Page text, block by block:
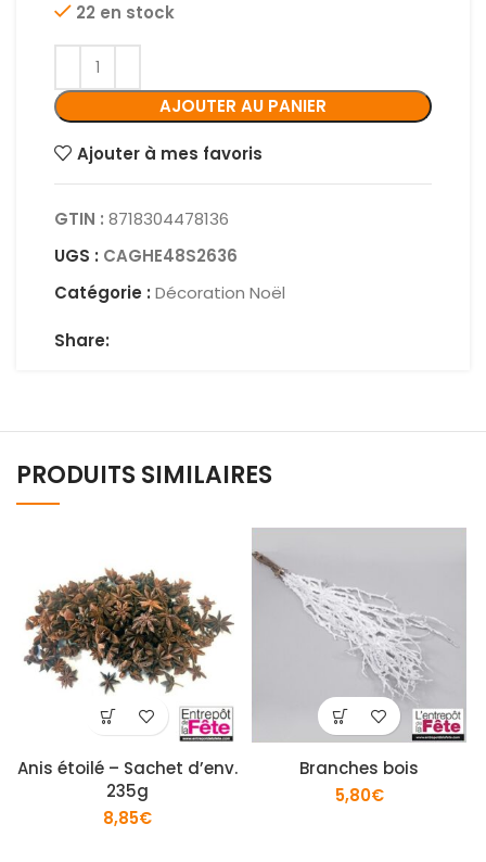
22 en stock
AJOUTER AU PANIER
Ajouter à mes favoris
GTIN : 8718304478136
UGS : CAGHE48S2636
Catégorie : Décoration Noël
Share:
PRODUITS SIMILAIRES
Anis étoilé – Sachet d’env.
235g
8,85€
Branches bois
5,80€